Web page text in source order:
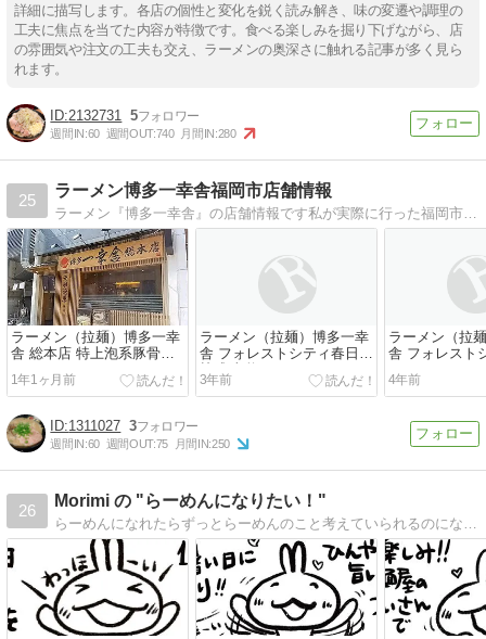
詳細に描写します。各店の個性と変化を鋭く読み解き、味の変遷や調理の
工夫に焦点を当てた内容が特徴です。食べる楽しみを掘り下げながら、店
の雰囲気や注文の工夫も交え、ラーメンの奥深さに触れる記事が多く見ら
れます。
2132731 5
週間IN:60 週間OUT:740 月間IN:280
25
ラーメン博多一幸舎福岡市店舗情報
ラーメン『博多一幸舎』の店舗情報です私が実際に行った福岡市内の店舗情報です。
ラーメン（拉麺）博多一幸
舎 総本店 特上泡系豚骨ラ
ーメン
1年1ヶ月前
ラーメン（拉麺）博多一幸
舎 フォレストシティ春日店
熟成味噌ラーメン
3年前
ラーメン（拉
舎 フォレスト
4年前
1311027 3
週間IN:60 週間OUT:75 月間IN:250
26
Morimi の "らーめんになりたい！"
らーめんになれたらずっとらーめんのこと考えていられるのになぁ（´-`）.｡oO